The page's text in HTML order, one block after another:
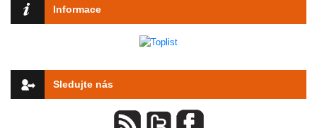
Informace
Sledujte nás